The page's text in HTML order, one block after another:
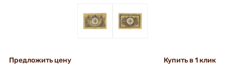
+ +
Предложить цену Купить в 1 клик